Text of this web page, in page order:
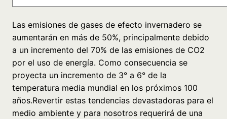
Las emisiones de gases de efecto invernadero se
aumentarán en más de 50%, principalmente debido
a un incremento del 70% de las emisiones de CO2
por el uso de energía. Como consecuencia se
proyecta un incremento de 3° a 6° de la
temperatura media mundial en los próximos 100
años.Revertir estas tendencias devastadoras para el
medio ambiente y para nosotros requerirá de una